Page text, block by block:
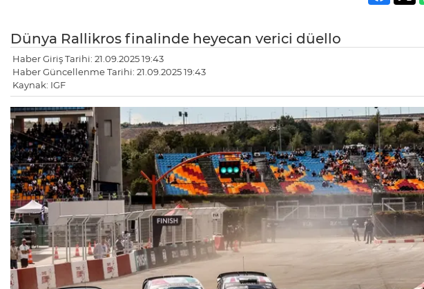
Dünya Rallikros finalinde heyecan verici düello
Haber Giriş Tarihi: 21.09.2025 19:43
Haber Güncellenme Tarihi: 21.09.2025 19:43
Kaynak: IGF